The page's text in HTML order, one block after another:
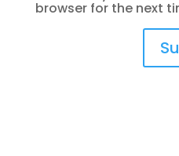
browser for the next